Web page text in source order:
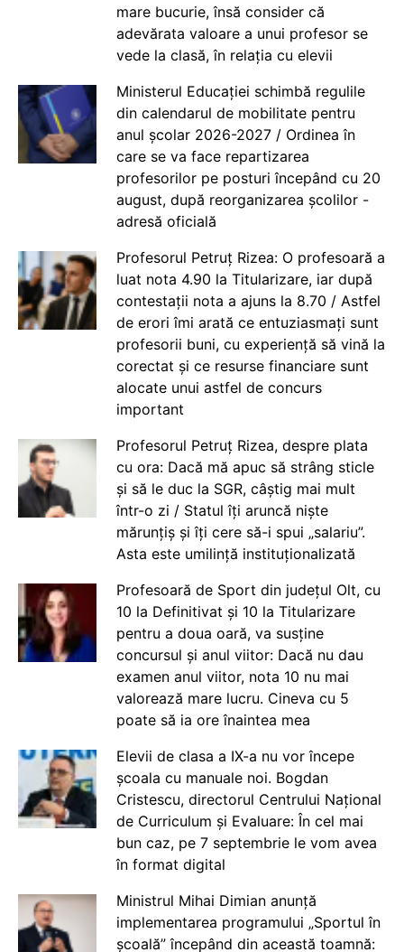
mare bucurie, însă consider că
adevărata valoare a unui profesor se
vede la clasă, în relația cu elevii
Ministerul Educației schimbă regulile
din calendarul de mobilitate pentru
anul școlar 2026-2027 / Ordinea în
care se va face repartizarea
profesorilor pe posturi începând cu 20
august, după reorganizarea școlilor -
adresă oficială
Profesorul Petruț Rizea: O profesoară a
luat nota 4.90 la Titularizare, iar după
contestații nota a ajuns la 8.70 / Astfel
de erori îmi arată ce entuziasmați sunt
profesorii buni, cu experiență să vină la
corectat și ce resurse financiare sunt
alocate unui astfel de concurs
important
Profesorul Petruț Rizea, despre plata
cu ora: Dacă mă apuc să strâng sticle
și să le duc la SGR, câștig mai mult
într-o zi / Statul îți aruncă niște
mărunțiș și îți cere să-i spui „salariu”.
Asta este umilință instituționalizată
Profesoară de Sport din județul Olt, cu
10 la Definitivat și 10 la Titularizare
pentru a doua oară, va susține
concursul și anul viitor: Dacă nu dau
examen anul viitor, nota 10 nu mai
valorează mare lucru. Cineva cu 5
poate să ia ore înaintea mea
Elevii de clasa a IX-a nu vor începe
școala cu manuale noi. Bogdan
Cristescu, directorul Centrului Național
de Curriculum și Evaluare: În cel mai
bun caz, pe 7 septembrie le vom avea
în format digital
Ministrul Mihai Dimian anunță
implementarea programului „Sportul în
școală” începând din această toamnă: